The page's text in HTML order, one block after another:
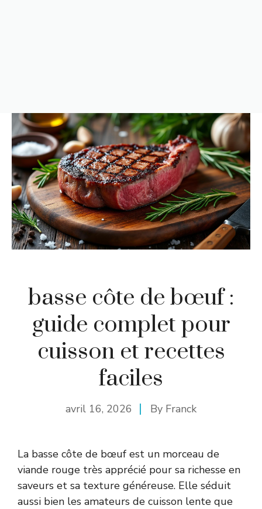
basse côte de bœuf :
guide complet pour
cuisson et recettes
faciles
avril 16, 2026 By Franck
La basse côte de bœuf est un morceau de
viande rouge très apprécié pour sa richesse en
saveurs et sa texture généreuse. Elle séduit
aussi bien les amateurs de cuisson lente que